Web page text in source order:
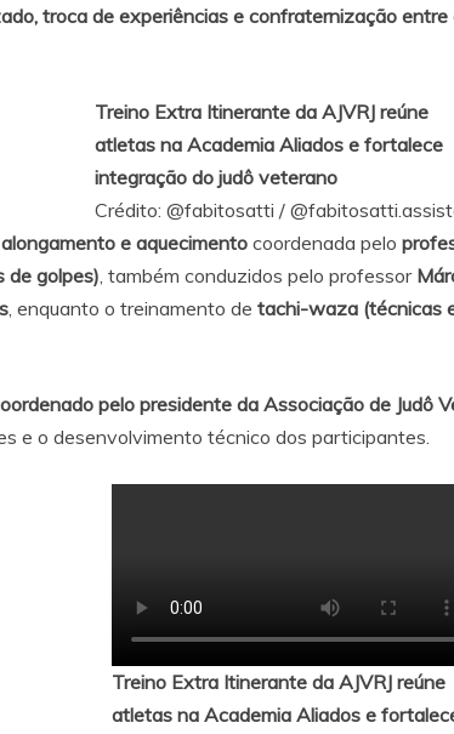
troca de experiências e confraternização entre
Treino Extra Itinerante da AJVRJ reúne
atletas na Academia Aliados e fortalece
integração do judô veterano
Crédito: @fabitosatti /
alongamento e aquecimento coordenada pelo
de golpes), também conduzidos pelo professor
, enquanto o treinamento de tachi-waza (técnicas
pelo presidente da Associação de Judô
e o desenvolvimento técnico dos participantes.
Treino Extra Itinerante da AJVRJ reúne
atletas na Academia Aliados e